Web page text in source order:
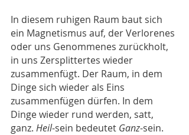
In diesem ruhigen Raum baut sich
ein Magnetismus auf, der Verlorenes
oder uns Genommenes zurückholt,
in uns Zersplittertes wieder
zusammenfügt. Der Raum, in dem
Dinge sich wieder als Eins
zusammenfügen dürfen. In dem
Dinge wieder rund werden, satt,
ganz. Heil-sein bedeutet Ganz-sein.